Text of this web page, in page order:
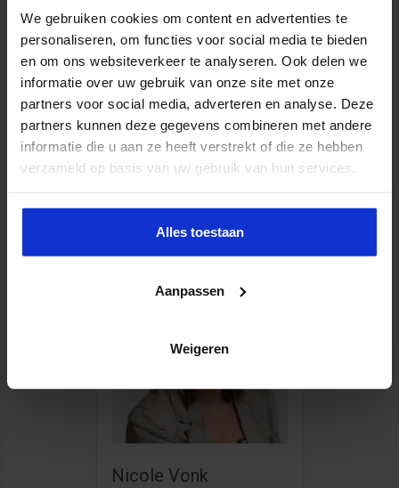
We gebruiken cookies om content en advertenties te
personaliseren, om functies voor social media te bieden
en om ons websiteverkeer te analyseren. Ook delen we
informatie over uw gebruik van onze site met onze
partners voor social media, adverteren en analyse. Deze
partners kunnen deze gegevens combineren met andere
informatie die u aan ze heeft verstrekt of die ze hebben
verzameld op basis van uw gebruik van hun services.
Alles toestaan
Aanpassen
Weigeren
Onze privacy-policy
Contactinformatie
Inzicht in de overheid?
Neem dan contact op met Nicole.
Nicole Vonk